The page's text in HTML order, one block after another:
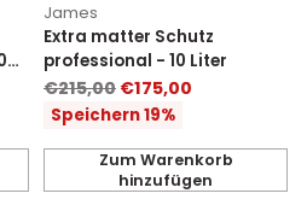
James
Extra matter Schutz
professional - 10 Liter
Normaler
Preis
€215,00 €175,00
Speichern 19%
Zum Warenkorb
hinzufügen
Anzahl